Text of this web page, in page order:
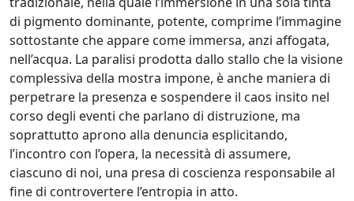
di pigmento dominante, potente, comprime l’immagine
sottostante che appare come immersa, anzi affogata,
nell’acqua. La paralisi prodotta dallo stallo che la visione
complessiva della mostra impone, è anche maniera di
perpetrare la presenza e sospendere il caos insito nel
corso degli eventi che parlano di distruzione, ma
soprattutto aprono alla denuncia esplicitando,
l’incontro con l’opera, la necessità di assumere,
ciascuno di noi, una presa di coscienza responsabile al
fine di controvertere l’entropia in atto.